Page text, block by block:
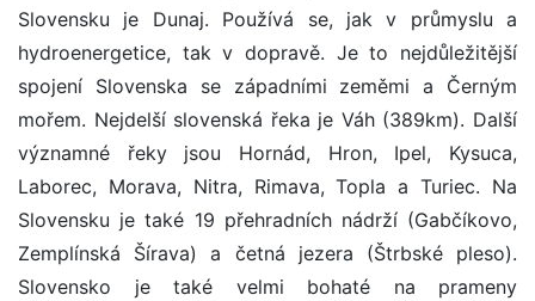
Slovensku je Dunaj. Používá se, jak v průmyslu a
hydroenergetice, tak v dopravě. Je to nejdůležitější
spojení Slovenska se západními zeměmi a Černým
mořem. Nejdelší slovenská řeka je Váh (389km). Další
významné řeky jsou Hornád, Hron, Ipel, Kysuca,
Laborec, Morava, Nitra, Rimava, Topla a Turiec. Na
Slovensku je také 19 přehradních nádrží (Gabčíkovo,
Zemplínská Šírava) a četná jezera (Štrbské pleso).
Slovensko je také velmi bohaté na prameny